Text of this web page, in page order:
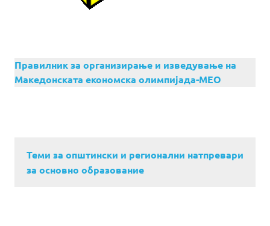
Правилник за организирање и изведување на
Македонската економска олимпијада-МЕО
Теми за општински и регионални натпревари
за основно образование